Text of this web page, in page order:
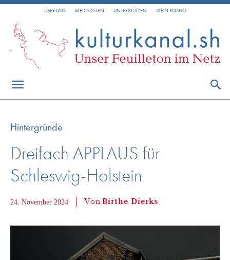
ÜBER UNS MEDIADATEN UNTERSTÜTZEN MEIN KONTO
Hintergründe
Dreifach APPLAUS für
Schleswig-Holstein
24. November 2024 VonBirthe Dierks